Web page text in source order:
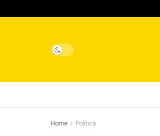
Home Política